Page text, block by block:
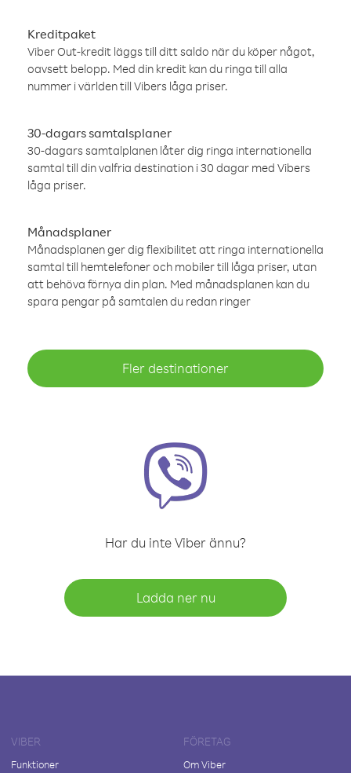
Kreditpaket
Viber Out-kredit läggs till ditt saldo när du köper något,
oavsett belopp. Med din kredit kan du ringa till alla
nummer i världen till Vibers låga priser.
30-dagars samtalsplaner
30-dagars samtalplanen låter dig ringa internationella
samtal till din valfria destination i 30 dagar med Vibers
låga priser.
Månadsplaner
Månadsplanen ger dig flexibilitet att ringa internationella
samtal till hemtelefoner och mobiler till låga priser, utan
att behöva förnya din plan. Med månadsplanen kan du
spara pengar på samtalen du redan ringer
Fler destinationer
Har du inte Viber ännu?
Ladda ner nu
VIBER
Funktioner
FÖRETAG
Om Viber